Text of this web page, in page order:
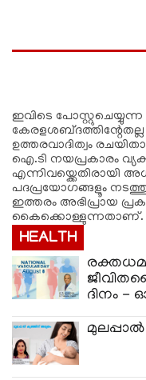
ഇവിടെ
ഉത്തരവാദിത്വം
ഐ.ടി നയപ്രകാരം
എന്നിവയ്ക്കെതിരായി
പദപ്രയോഗങ്ങളൂം
ഇത്തരം അഭിപ്രായ
കൈക്കൊള്ളുന്നതാണ്.
HEALTH
ദിനം -